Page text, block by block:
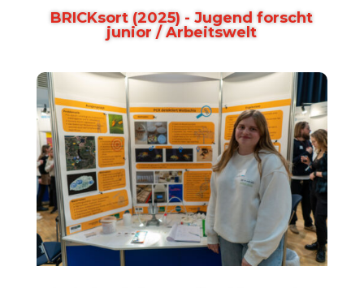
BRICKsort (2025) - Jugend forscht
junior / Arbeitswelt